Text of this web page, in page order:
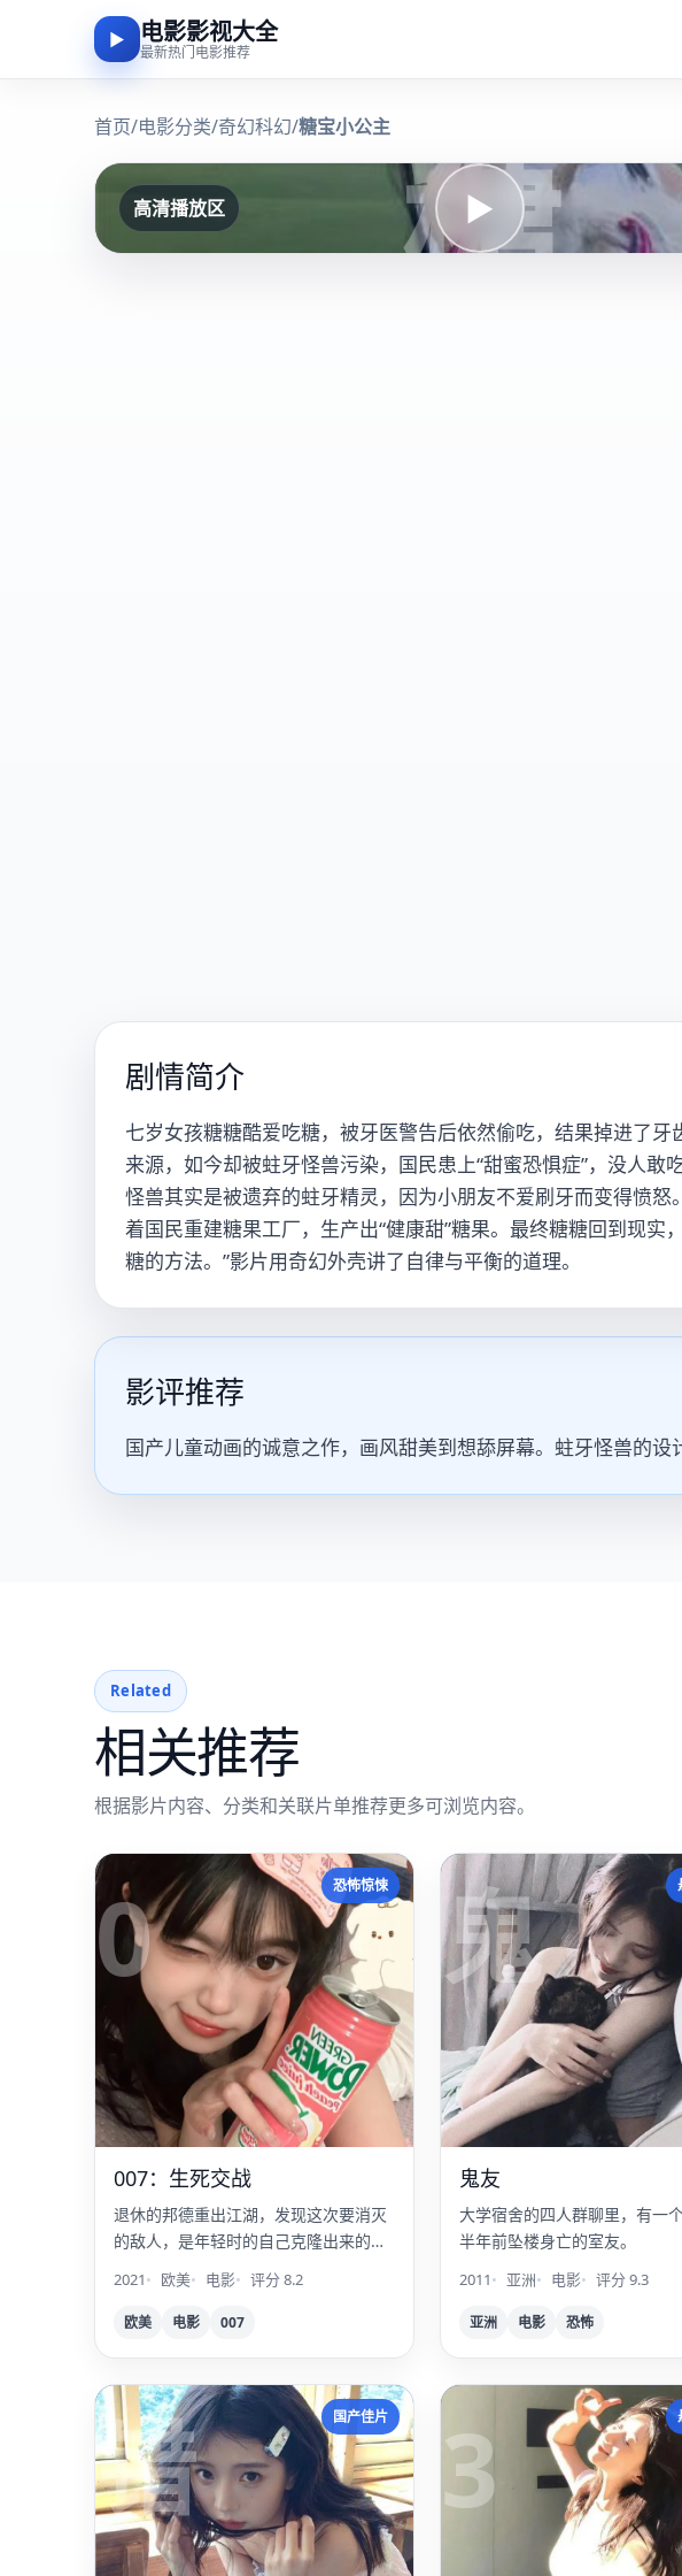
▶ 电影影视大全
最新热门电影推荐
首页/电影分类/奇幻科幻/糖宝小公主 糖
▶
高清播放区
剧情简介
七岁女孩糖糖酷爱吃糖，被牙医警告后依然偷吃，结果掉进了牙
来源，如今却被蛀牙怪兽污染，国民患上“甜蜜恐惧症”，没人敢
怪兽其实是被遗弃的蛀牙精灵，因为小朋友不爱刷牙而变得愤怒
着国民重建糖果工厂，生产出“健康甜”糖果。最终糖糖回到现实
糖的方法。”影片用奇幻外壳讲了自律与平衡的道理。
影评推荐
国产儿童动画的诚意之作，画风甜美到想舔屏幕。蛀牙怪兽的设
Related
相关推荐
根据影片内容、分类和关联片单推荐更多可浏览内容。
0 恐怖惊悚
007：生死交战
退休的邦德重出江湖，发现这次要消灭
的敌人，是年轻时的自己克隆出来的军
2021 欧美 电影 评分 8.2
欧美 电影 007
鬼
鬼友
大学宿舍的四人群聊里，有一
半年前坠楼身亡的室友。
2011 亚洲 电影 评分 9.3
亚洲 电影 恐怖
错 国产佳片 3